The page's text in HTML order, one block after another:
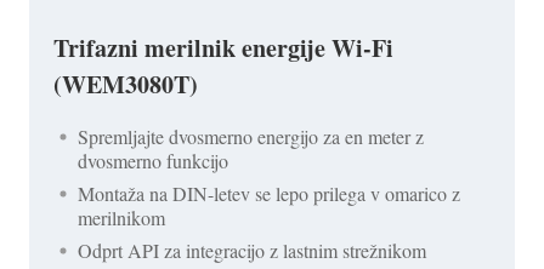
Trifazni merilnik energije Wi-Fi
(WEM3080T)
Spremljajte dvosmerno energijo za en meter z
dvosmerno funkcijo
Montaža na DIN-letev se lepo prilega v omarico z
merilnikom
Odprt API za integracijo z lastnim strežnikom